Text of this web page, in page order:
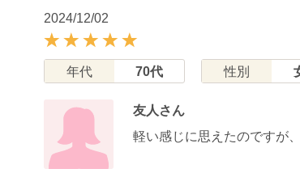
2024/12/02
年代 70代 性別
友人さん
軽い感じに思えたのですが